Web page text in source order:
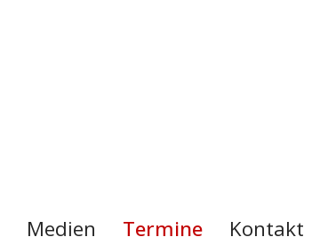
Medien Termine Kontakt